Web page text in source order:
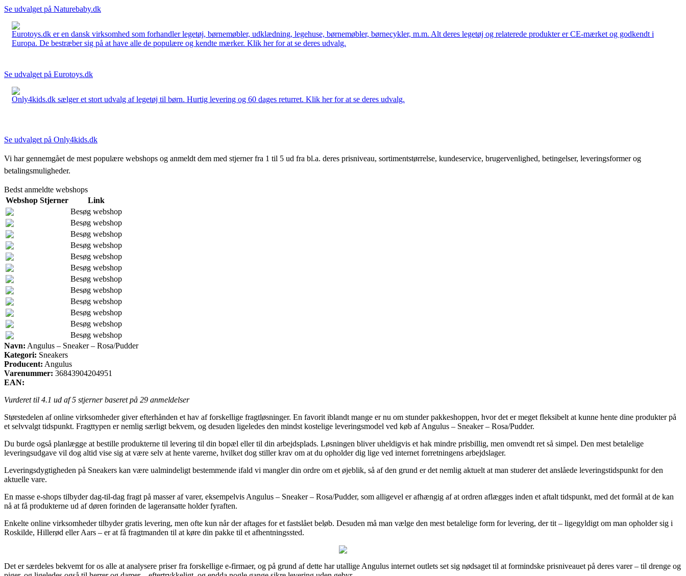
Se udvalget på Naturebaby.dk
Eurotoys.dk er en dansk virksomhed som forhandler legetøj, børnemøbler, udklædning, legehuse, børnemøbler, børnecykler, m.m. Alt deres legetøj og relaterede produkter er CE-mærket og godkendt i
Europa. De bestræber sig på at have alle de populære og kendte mærker. Klik her for at se deres udvalg.
Se udvalget på Eurotoys.dk
Only4kids.dk sælger et stort udvalg af legetøj til børn. Hurtig levering og 60 dages returret. Klik her for at se deres udvalg.
Se udvalget på Only4kids.dk
Vi har gennemgået de mest populære webshops og anmeldt dem med stjerner fra 1 til 5 ud fra bl.a. deres prisniveau, sortimentstørrelse, kundeservice, brugervenlighed, betingelser, leveringsformer og
betalingsmuligheder.
Bedst anmeldte webshops
Webshop Stjerner
Link
Besøg webshop
Besøg webshop
Besøg webshop
Besøg webshop
Besøg webshop
Besøg webshop
Besøg webshop
Besøg webshop
Besøg webshop
Besøg webshop
Besøg webshop
Besøg webshop
Navn: Angulus – Sneaker – Rosa/Pudder
Kategori: Sneakers
Producent: Angulus
Varenummer: 36843904204951
EAN:
Vurderet til 4.1 ud af 5 stjerner baseret på 29 anmeldelser
Størstedelen af online virksomheder giver efterhånden et hav af forskellige fragtløsninger. En favorit iblandt mange er nu om stunder pakkeshoppen, hvor det er meget fleksibelt at kunne hente dine produkter på
et selvvalgt tidspunkt. Fragttypen er nemlig særligt bekvem, og desuden ligeledes den mindst kostelige leveringsmodel ved køb af Angulus – Sneaker – Rosa/Pudder.
Du burde også planlægge at bestille produkterne til levering til din bopæl eller til din arbejdsplads. Løsningen bliver uheldigvis et hak mindre prisbillig, men omvendt ret så simpel. Den mest betalelige
leveringsudgave vil dog altid vise sig at være selv at hente varerne, hvilket dog stiller krav om at du opholder dig lige ved internet forretningens arbejdslager.
Leveringsdygtigheden på Sneakers kan være ualmindeligt bestemmende ifald vi mangler din ordre om et øjeblik, så af den grund er det nemlig aktuelt at man studerer det anslåede leveringstidspunkt for den
aktuelle vare.
En masse e-shops tilbyder dag-til-dag fragt på masser af varer, eksempelvis Angulus – Sneaker – Rosa/Pudder, som alligevel er afhængig af at ordren aflægges inden et aftalt tidspunkt, med det formål at de kan
nå at få produkterne ud af døren forinden de lageransatte holder fyraften.
Enkelte online virksomheder tilbyder gratis levering, men ofte kun når der aftages for et fastslået beløb. Desuden må man vælge den mest betalelige form for levering, der tit – ligegyldigt om man opholder sig i
Roskilde, Hillerød eller Aars – er at få fragtmanden til at køre din pakke til et afhentningssted.
Det er særdeles bekvemt for os alle at analysere priser fra forskellige e-firmaer, og på grund af dette har utallige Angulus internet outlets set sig nødsaget til at formindske prisniveauet på deres varer – til drenge og